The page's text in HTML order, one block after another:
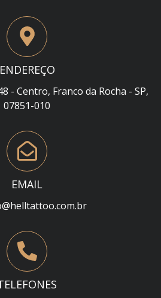
ENDEREÇO
- Centro, Franco da Rocha - SP,
07851-010
EMAIL